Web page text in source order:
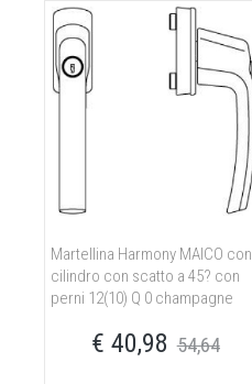
Martellina Harmony MAICO con
cilindro con scatto a 45? con
perni 12(10) Q 0 champagne
€ 40,98 54,64